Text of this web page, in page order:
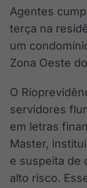
Agentes
terça na
um
Zona Oeste
O
servidores
em letras
Master,
e suspeita de
alto risco.